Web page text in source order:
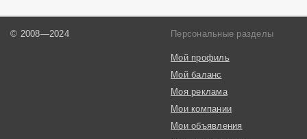
© 2008—2024 Персональные разделы
Мой профиль
Мой баланс
Моя реклама
Мои компании
Мои объявления